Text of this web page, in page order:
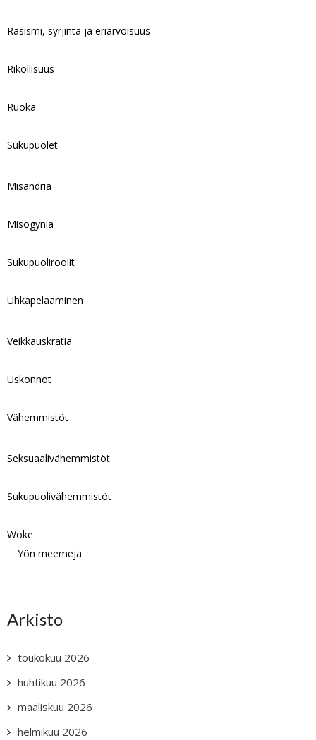
Rasismi, syrjintä ja eriarvoisuus
Rikollisuus
Ruoka
Sukupuolet
Misandria
Misogynia
Sukupuoliroolit
Uhkapelaaminen
Veikkauskratia
Uskonnot
Vähemmistöt
Seksuaalivähemmistöt
Sukupuolivähemmistöt
Woke
Yön meemejä
Arkisto
toukokuu 2026
huhtikuu 2026
maaliskuu 2026
helmikuu 2026